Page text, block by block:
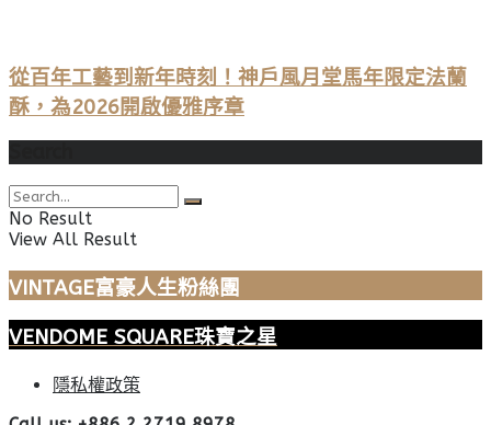
從百年工藝到新年時刻！神戶風月堂馬年限定法蘭
酥，為2026開啟優雅序章
No Result
View All Result
VINTAGE富豪人生粉絲團
VENDOME SQUARE珠寶之星
隱私權政策